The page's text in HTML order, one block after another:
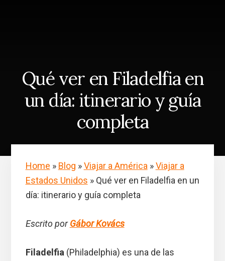
Qué ver en Filadelfia en
un día: itinerario y guía
completa
Home » Blog »Viajar a América»Viajar a
Estados Unidos » Qué ver en Filadelfia en un
día: itinerario y guía completa
Escrito porGábor Kovács
Filadelfia(Philadelphia) es una de las